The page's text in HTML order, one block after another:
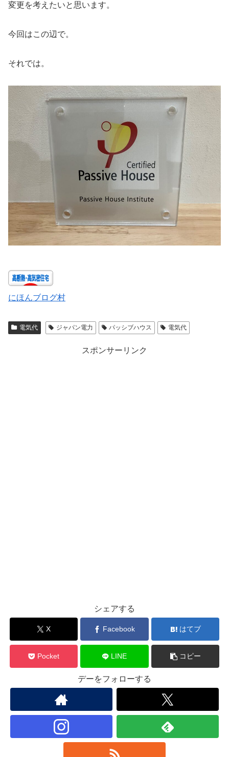
変更を考えたいと思います。
今回はこの辺で。
それでは。
にほんブログ村
電気代 ジャパン電力 パッシブハウス 電気代
スポンサーリンク
シェアする
X Facebook はてブ
Pocket LINE コピー
デーをフォローする